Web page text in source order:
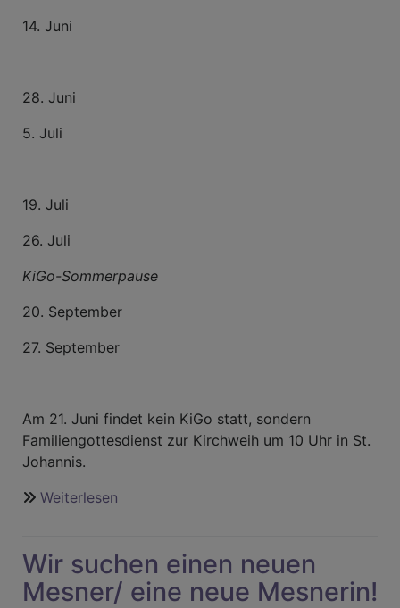
14. Juni
28. Juni
5. Juli
19. Juli
26. Juli
KiGo-Sommerpause
20. September
27. September
Am 21. Juni findet kein KiGo statt, sondern
Familiengottesdienst zur Kirchweih um 10 Uhr in St.
Johannis.
Weiterlesen
im
Sommer
Wir suchen einen neuen
Mesner/ eine neue Mesnerin!